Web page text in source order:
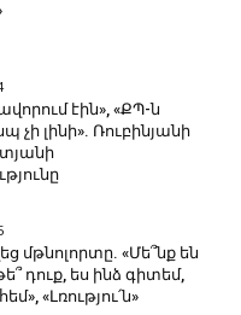
էին», «ՔՊ-ն
չի լինի». Ռուբինյանի
մթնոլորտը. «Մե՞նք են
դուք, ես ինձ գիտեմ,
«Լռությու՛ն»